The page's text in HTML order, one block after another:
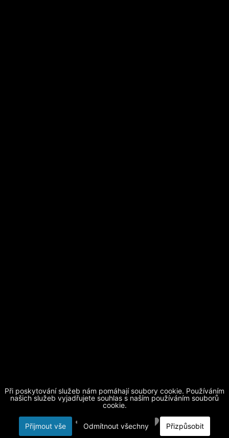
Základní škola Horní Beřkovice, okres Litoměřice| telefon
604 884 510|
skola@obechorniberkovice.cz
Při poskytování služeb nám pomáhají soubory cookie. Používáním
našich služeb vyjadřujete souhlas s naším používáním souborů
cookie.
Přijmout vše Odmítnout všechny Přizpůsobit